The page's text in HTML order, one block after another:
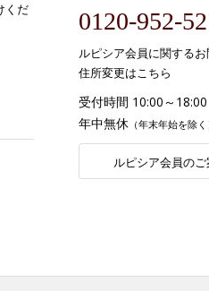
くだ
0120-952-
ルピシア会員に関するお
住所変更はこちら
受付時間 10:00～18:00
年中無休 （年末年始を除く
ルピシア会員のご